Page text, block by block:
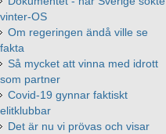
vinter-OS
Om regeringen ändå ville se
fakta
Så mycket att vinna med idrott
som partner
Covid-19 gynnar faktiskt
elitklubbar
Det är nu vi prövas och visar